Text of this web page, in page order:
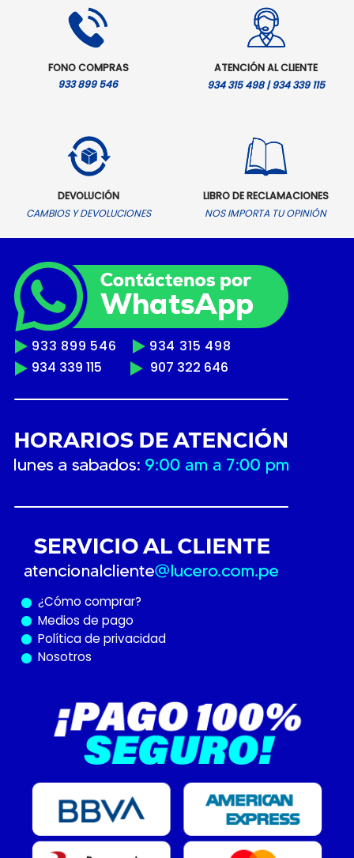
FONO COMPRAS
933 899 546
ATENCIÓN AL CLIENTE
934 315 498 | 934 339 115
DEVOLUCIÓN
CAMBIOS Y DEVOLUCIONES
LIBRO DE RECLAMACIONES
NOS IMPORTA TU OPINIÓN
933 899 546
934 315 498
934 339 115
907 322 646
¿Cómo comprar?
Medios de pago
Política de privacidad
Nosotros